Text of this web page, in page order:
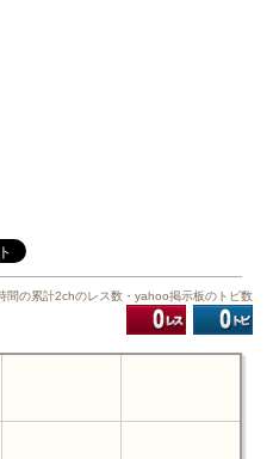
間の累計2chのレス数・yahoo掲示板のトピ数